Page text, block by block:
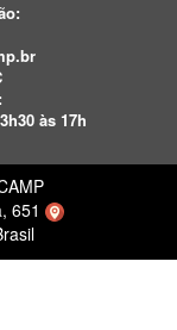
às 17h
651